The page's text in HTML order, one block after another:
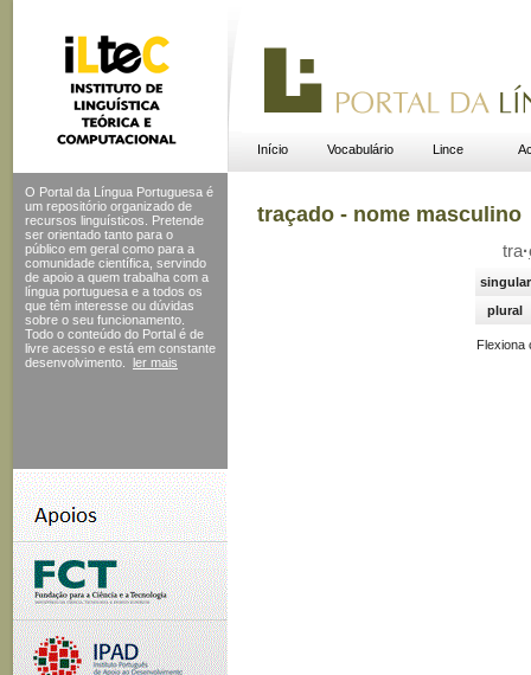
Início Vocabulário Lince
O Portal da Língua Portuguesa é
um repositório organizado de
recursos linguísticos. Pretende
ser orientado tanto para o
público em geral como para a
comunidade científica, servindo
de apoio a quem trabalha com a
língua portuguesa e a todos os
que têm interesse ou dúvidas
sobre o seu funcionamento.
Todo o conteúdo do Portal é de
livre acesso e está em constante
desenvolvimento.
ler mais
traçado - nome masculino
tra·
singular
plural
Flexiona